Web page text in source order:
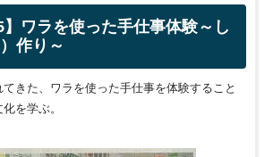
】ワラを使った手仕事体験～し
作り～
きた、ワラを使った手仕事を体験すること
を学ぶ。